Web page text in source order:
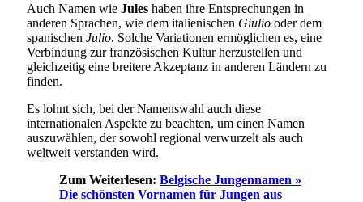
Auch Namen wie Jules haben ihre Entsprechungen in
anderen Sprachen, wie dem italienischen Giulio oder dem
spanischen Julio. Solche Variationen ermöglichen es, eine
Verbindung zur französischen Kultur herzustellen und
gleichzeitig eine breitere Akzeptanz in anderen Ländern zu
finden.
Es lohnt sich, bei der Namenswahl auch diese
internationalen Aspekte zu beachten, um einen Namen
auszuwählen, der sowohl regional verwurzelt als auch
weltweit verstanden wird.
Zum Weiterlesen: Belgische Jungennamen »
Die schönsten Vornamen für Jungen aus